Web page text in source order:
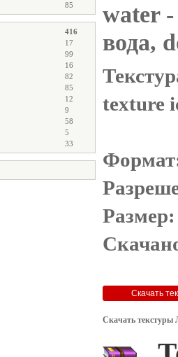
85
416
17
99
16
82
85
12
9
58
5
33
water-
вода,
texture
Скачать текстуры